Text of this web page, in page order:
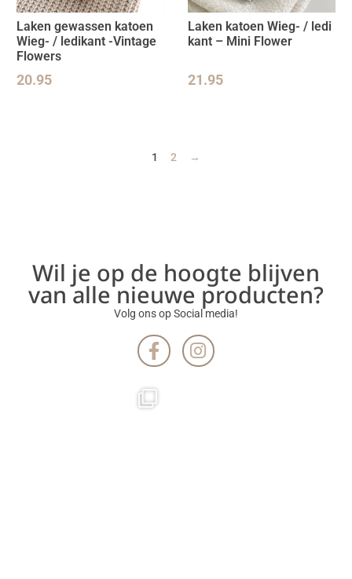
Laken gewassen katoen
Wieg- / ledikant -Vintage
Flowers
20.95
Laken katoen Wieg- / ledi
kant – Mini Flower
21.95
1 2 →
Wil je op de hoogte blijven
van alle nieuwe producten?
Volg ons op Social media!